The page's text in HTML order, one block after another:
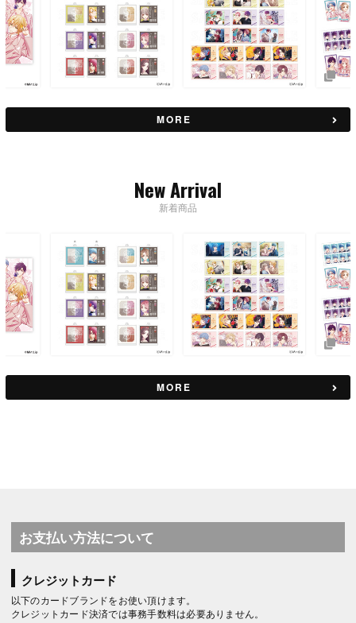
MORE
New Arrival
新着商品
MORE
お支払い方法について
クレジットカード
以下のカードブランドをお使い頂けます。
クレジットカード決済では事務手数料は必要ありません。